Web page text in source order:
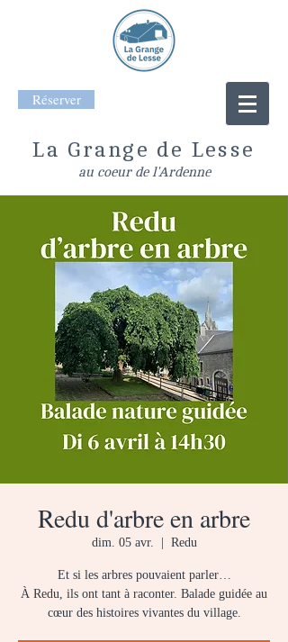
Réserver
La Grange de Lesse
au coeur de l'Ardenne
Redu d'arbre en arbre
dim. 05 avr. Redu
Et si les arbres pouvaient parler…
À Redu, ils ont tant à raconter. Balade guidée au
cœur des histoires vivantes du village.